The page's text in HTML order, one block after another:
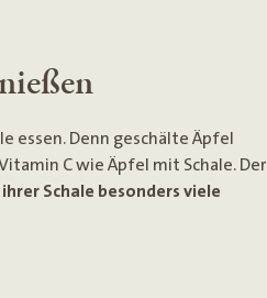
essen. Denn geschälte Äpfel
C wie Äpfel mit Schale. Der
Schale besonders viele